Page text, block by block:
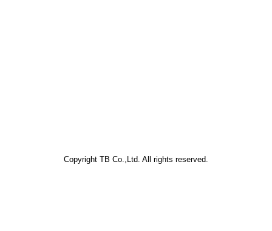
Copyright TB Co.,Ltd. All rights reserved.